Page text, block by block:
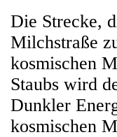
Die Strecke,
Milchstraße
kosmischen
Staubs wird
Dunkler
kosmischen